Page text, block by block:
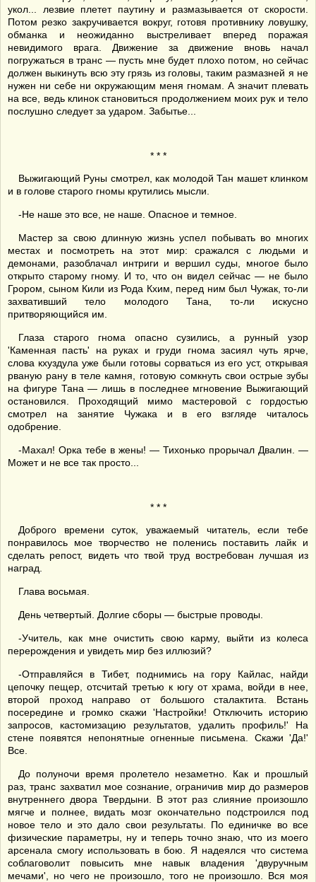
укол... лезвие плетет паутину и размазывается от скорости.
Потом резко закручивается вокруг, готовя противнику ловушку,
обманка и неожиданно выстреливает вперед поражая
невидимого врага. Движение за движение вновь начал
погружаться в транс — пусть мне будет плохо потом, но сейчас
должен выкинуть всю эту грязь из головы, таким размазней я не
нужен ни себе ни окружающим меня гномам. А значит плевать
на все, ведь клинок становиться продолжением моих рук и тело
послушно следует за ударом. Забытье...
* * *
Выжигающий Руны смотрел, как молодой Тан машет клинком
и в голове старого гномы крутились мысли.
-Не наше это все, не наше. Опасное и темное.
Мастер за свою длинную жизнь успел побывать во многих
местах и посмотреть на этот мир: сражался с людьми и
демонами, разоблачал интриги и вершил суды, многое было
открыто старому гному. И то, что он видел сейчас — не было
Грором, сыном Кили из Рода Кхим, перед ним был Чужак, то-ли
захвативший тело молодого Тана, то-ли искусно
притворяющийся им.
Глаза старого гнома опасно сузились, а рунный узор
'Каменная пасть' на руках и груди гнома засиял чуть ярче,
слова кхуздула уже были готовы сорваться из его уст, открывая
рваную рану в теле камня, готовую сомкнуть свои острые зубы
на фигуре Тана — лишь в последнее мгновение Выжигающий
остановился. Проходящий мимо мастеровой с гордостью
смотрел на занятие Чужака и в его взгляде читалось
одобрение.
-Махал! Орка тебе в жены! — Тихонько прорычал Двалин. —
Может и не все так просто...
* * *
Доброго времени суток, уважаемый читатель, если тебе
понравилось мое творчество не поленись поставить лайк и
сделать репост, видеть что твой труд востребован лучшая из
наград.
Глава восьмая.
День четвертый. Долгие сборы — быстрые проводы.
-Учитель, как мне очистить свою карму, выйти из колеса
перерождения и увидеть мир без иллюзий?
-Отправляйся в Тибет, поднимись на гору Кайлас, найди
цепочку пещер, отсчитай третью к югу от храма, войди в нее,
второй проход направо от большого сталактита. Встань
посередине и громко скажи 'Настройки! Отключить историю
запросов, кастомизацию результатов, удалить профиль!' На
стене появятся непонятные огненные письмена. Скажи 'Да!'
Все.
До полуночи время пролетело незаметно. Как и прошлый
раз, транс захватил мое сознание, ограничив мир до размеров
внутреннего двора Твердыни. В этот раз слияние произошло
мягче и полнее, видать мозг окончательно подстроился под
новое тело и это дало свои результаты. По единичке во все
физические параметры, ну и теперь точно знаю, что из моего
арсенала смогу использовать в бою. Я надеялся что система
соблаговолит повысить мне навык владения 'двуручным
мечами', но чего не произошло, того не произошло. Вся моя